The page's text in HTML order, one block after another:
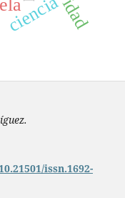
ciencia
issn.1692-